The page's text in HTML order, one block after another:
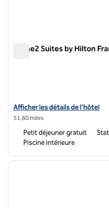
Home2 Suites by Hilton
Afficher les détails de l'hôtel
Afficher les détails de l'hôtel
51,80 miles
Petit déjeuner gratuit
Piscine intérieure
1 sur 12